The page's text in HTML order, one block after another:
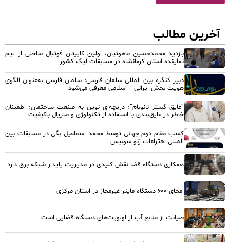
آخرین مطالب
بازدید محمدحسین ماهوتیان، اولین کاپیتان فوتبال ساحلی از تیم
نماینده استان کرمانشاه در مسابقات لیگ کشور
دبیر کنگره بین المللی سلمان فارسی: سلمان فارسی به‌عنوان الگوی
هویت بخش ایرانی _ اسلامی معرفی می‌شود
“عایق گستر نانوبام”؛ دریچه‌ای نوین به صنعت ساختمان؛ اطمینان
خاطر در عایق‌بندی با استفاده از تکنولوژی و متریال باکیفیت
کسب مقام دوم جهانی توسط محمد اسماعیل بگی در مسابقات بین
المللی اختراعات ژنو سوئیس
همکاری دستگاه قضا نقش کلیدی در مدیریت پایدار شبکه برق دارد
امحای ۶۰۰ دستگاه ماینر غیرمجاز در استان مرکزی
صیانت از منابع آب از اولویت‌های دستگاه قضایی است